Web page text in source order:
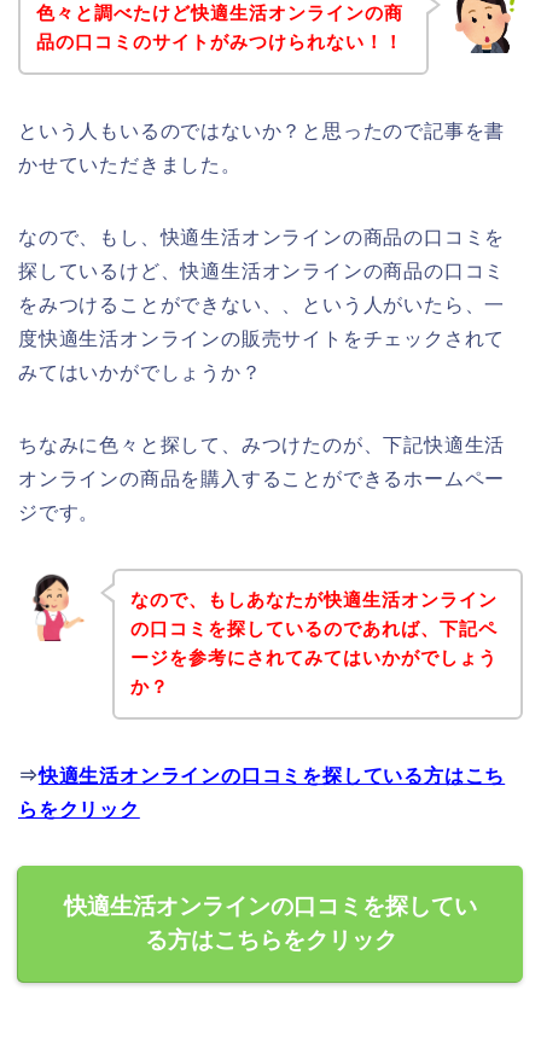
色々と調べたけど快適生活オンラインの商
品の口コミのサイトがみつけられない！！
という人もいるのではないか？と思ったので記事を書
かせていただきました。
なので、もし、快適生活オンラインの商品の口コミを
探しているけど、快適生活オンラインの商品の口コミ
をみつけることができない、、という人がいたら、一
度快適生活オンラインの販売サイトをチェックされて
みてはいかがでしょうか？
ちなみに色々と探して、みつけたのが、下記快適生活
オンラインの商品を購入することができるホームペー
ジです。
なので、もしあなたが快適生活オンライン
の口コミを探しているのであれば、下記ペ
ージを参考にされてみてはいかがでしょう
か？
⇒快適生活オンラインの口コミを探している方はこち
らをクリック
快適生活オンラインの口コミを探してい
る方はこちらをクリック